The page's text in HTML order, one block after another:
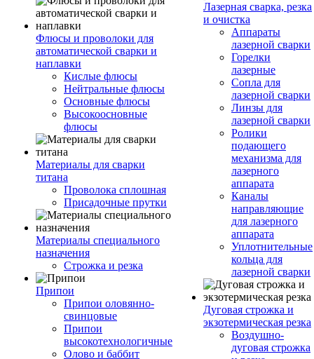
Флюсы и проволоки для
автоматической сварки и
наплавки
Кислые флюсы
Нейтральные флюсы
Основные флюсы
Высокоосновные
флюсы
Материалы для сварки
титана
Проволока сплошная
Присадочные прутки
Материалы специального
назначения
Строжка и резка
Припои
Припои оловянно-
свинцовые
Припои
высокотехнологичные
Олово и баббит
Лазерная сварка, резка
и очистка
Аппараты
лазерной сварки
Горелки
лазерные
Сопла для
лазерной сварки
Линзы для
лазерной сварки
Ролики
подающего
механизма для
лазерного
аппарата
Каналы
направляющие
для лазерного
аппарата
Уплотнительные
кольца для
лазерной сварки
Дуговая строжка и
экзотермическая резка
Воздушно-
дуговая строжка